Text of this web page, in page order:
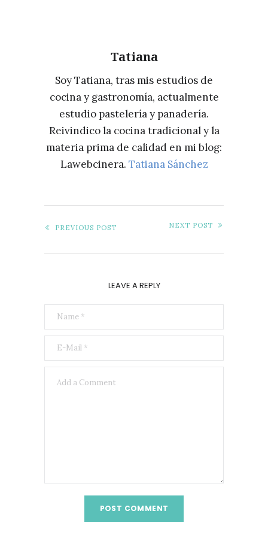
Tatiana
Soy Tatiana, tras mis estudios de
cocina y gastronomía, actualmente
estudio pastelería y panadería.
Reivindico la cocina tradicional y la
materia prima de calidad en mi blog:
Lawebcinera. Tatiana Sánchez
PREVIOUS POST NEXT POST
LEAVE A REPLY